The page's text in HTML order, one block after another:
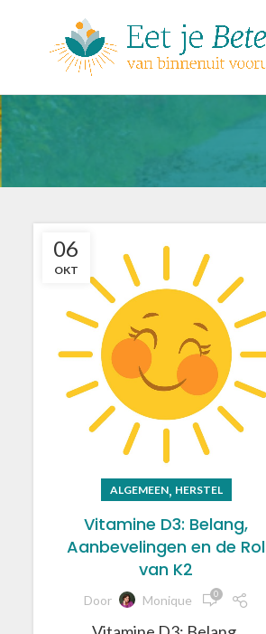
06
OKT
ALGEMEEN, HERSTEL
Vitamine D3: Belang,
Aanbevelingen en de Rol
van K2
Door Monique 0